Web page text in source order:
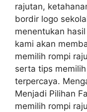
rajutan,
bordir logo
menentukan
kami akan
memilih rompi
serta tips
terpercaya.
Menjadi Pilihan
memilih rompi